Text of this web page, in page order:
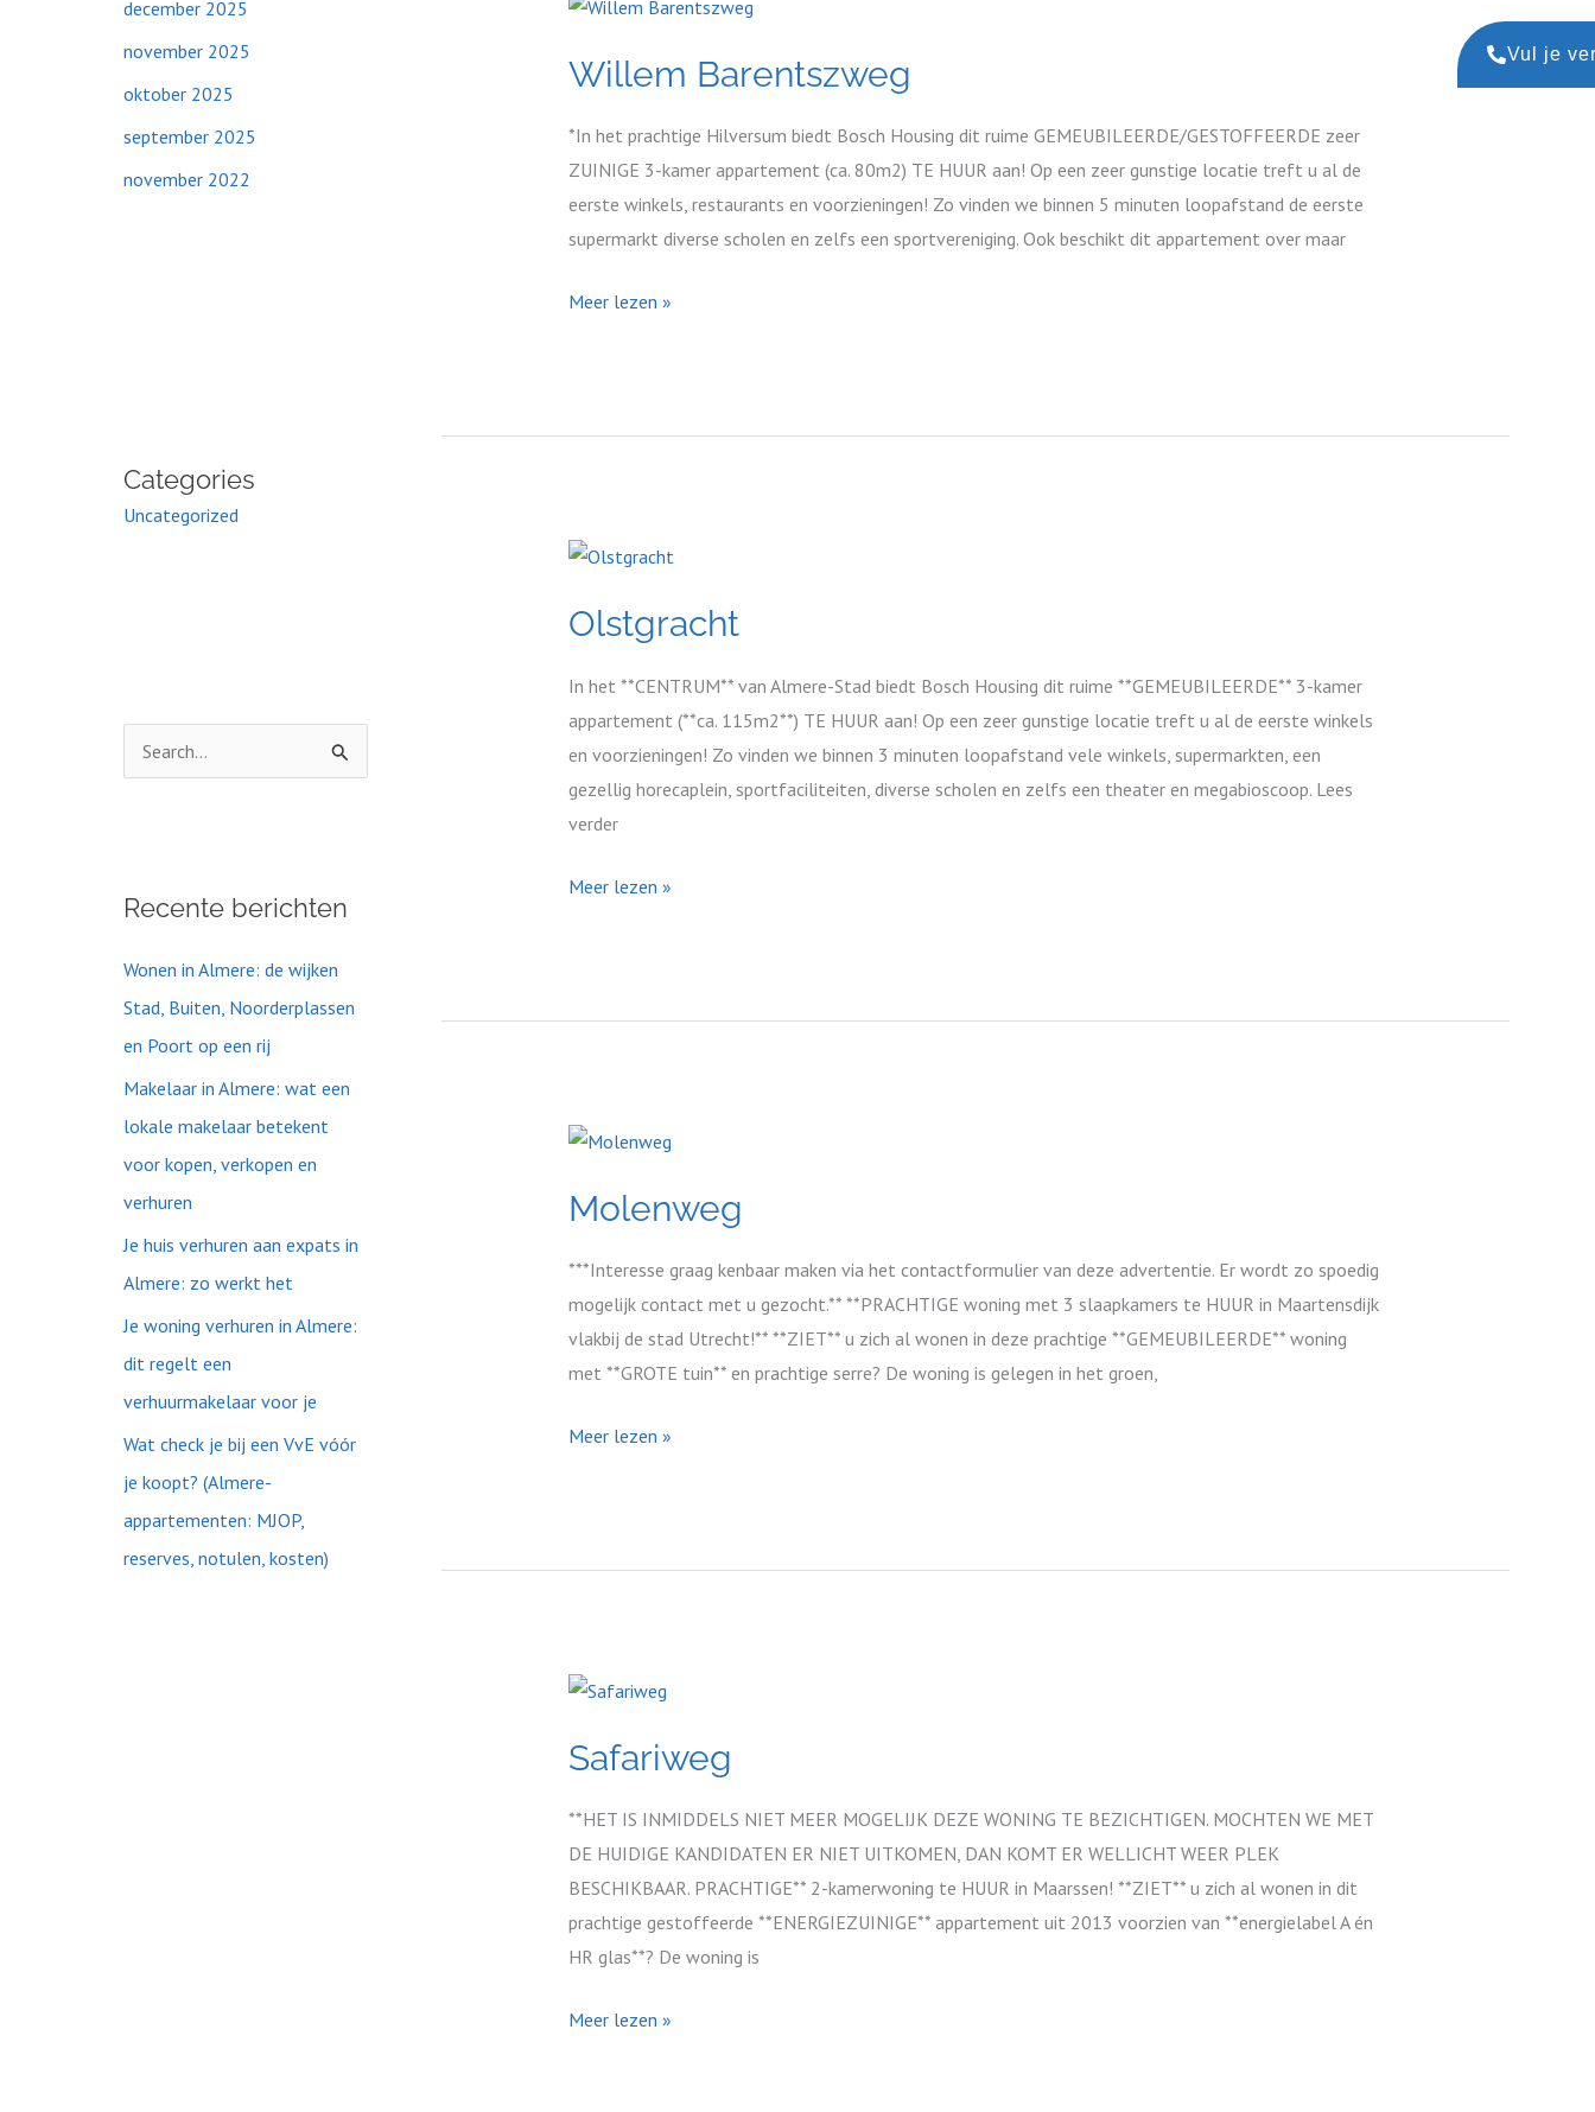
december 2025
november 2025
oktober 2025
september 2025
november 2022
Categories
Uncategorized
n
Recente berichten
Wonen in Almere: de wijken
Stad, Buiten, Noorderplassen
en Poort op een rij
Makelaar in Almere: wat een
lokale makelaar betekent
voor kopen, verkopen en
verhuren
Je huis verhuren aan expats in
Almere: zo werkt het
Je woning verhuren in Almere:
dit regelt een
verhuurmakelaar voor je
Wat check je bij een VvE vóór
je koopt? (Almere-
appartementen: MJOP,
reserves, notulen, kosten)
Willem Barentszweg
*In het prachtige Hilversum biedt Bosch Housing dit ruime GEMEUBILEERDE/GESTOFFEERDE zeer
ZUINIGE 3-kamer appartement (ca. 80m2) TE HUUR aan! Op een zeer gunstige locatie treft u al de
eerste winkels, restaurants en voorzieningen! Zo vinden we binnen 5 minuten loopafstand de eerste
supermarkt diverse scholen en zelfs een sportvereniging. Ook beschikt dit appartement over maar
Meer lezen »
Olstgracht
In het **CENTRUM** van Almere-Stad biedt Bosch Housing dit ruime **GEMEUBILEERDE** 3-kamer
appartement (**ca. 115m2**) TE HUUR aan! Op een zeer gunstige locatie treft u al de eerste winkels
en voorzieningen! Zo vinden we binnen 3 minuten loopafstand vele winkels, supermarkten, een
gezellig horecaplein, sportfaciliteiten, diverse scholen en zelfs een theater en megabioscoop. Lees
verder
Olstgracht
Meer lezen »
Molenweg
***Interesse graag kenbaar maken via het contactformulier van deze advertentie. Er wordt zo spoedig
mogelijk contact met u gezocht.** **PRACHTIGE woning met 3 slaapkamers te HUUR in Maartensdijk
vlakbij de stad Utrecht!** **ZIET** u zich al wonen in deze prachtige **GEMEUBILEERDE** woning
met **GROTE tuin** en prachtige serre? De woning is gelegen in het groen,
Molenweg
Meer lezen »
Safariweg
**HET IS INMIDDELS NIET MEER MOGELIJK DEZE WONING TE BEZICHTIGEN. MOCHTEN WE MET
DE HUIDIGE KANDIDATEN ER NIET UITKOMEN, DAN KOMT ER WELLICHT WEER PLEK
BESCHIKBAAR. PRACHTIGE** 2-kamerwoning te HUUR in Maarssen! **ZIET** u zich al wonen in dit
prachtige gestoffeerde **ENERGIEZUINIGE** appartement uit 2013 voorzien van **energielabel A én
HR glas**? De woning is
Safariweg
Meer lezen »
Vul je